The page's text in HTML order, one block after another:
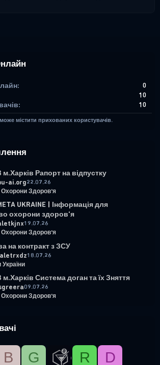
0
10
10
містити прихованих користувачів.
Рапорт на відпустку
ai.org22.07.26
Охорони Здоров'я
UKRAINE | Інформація для
охорони здоров'я
19.07.26
Охорони Здоров'я
на контракт з ЗСУ
18.07.26
Система доган та їх Зняття
09.07.26
Охорони Здоров'я
B G R D